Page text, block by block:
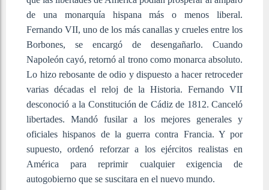
de una monarquía hispana más o menos liberal.
Fernando VII, uno de los más canallas y crueles entre los
Borbones, se encargó de desengañarlo. Cuando
Napoleón cayó, retornó al trono como monarca absoluto.
Lo hizo rebosante de odio y dispuesto a hacer retroceder
varias décadas el reloj de la Historia. Fernando VII
desconoció a la Constitución de Cádiz de 1812. Canceló
libertades. Mandó fusilar a los mejores generales y
oficiales hispanos de la guerra contra Francia. Y por
supuesto, ordenó reforzar a los ejércitos realistas en
América para reprimir cualquier exigencia de
autogobierno que se suscitara en el nuevo mundo.